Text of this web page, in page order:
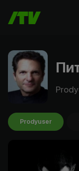
Prodyuser